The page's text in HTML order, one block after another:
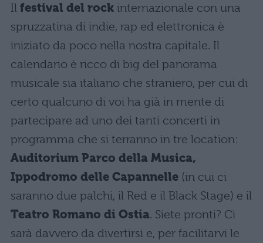
Il festival del rock internazionale con una
spruzzatina di indie, rap ed elettronica è
iniziato da poco nella nostra capitale. Il
calendario è ricco di big del panorama
musicale sia italiano che straniero, per cui di
certo qualcuno di voi ha già in mente di
partecipare ad uno dei tanti concerti in
programma che si terranno in tre location:
Auditorium Parco della Musica,
Ippodromo delle Capannelle (in cui ci
saranno due palchi, il Red e il Black Stage) e il
Teatro Romano di Ostia. Siete pronti? Ci
sarà davvero da divertirsi e, per facilitarvi le